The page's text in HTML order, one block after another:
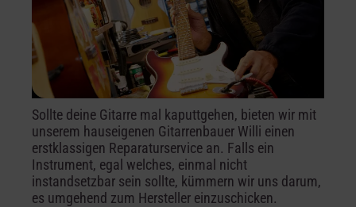
Sollte deine Gitarre mal kaputtgehen, bieten wir mit
unserem hauseigenen Gitarrenbauer Willi einen
erstklassigen Reparaturservice an. Falls ein
Instrument, egal welches, einmal nicht
instandsetzbar sein sollte, kümmern wir uns darum,
es umgehend zum Hersteller einzuschicken.